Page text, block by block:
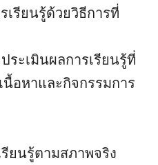
เรียนรู้ด้วยวิธีการที่
ระเมินผลการเรียนรู้ที่
นื้อหาและกิจกรรมการ
ยนรู้ตามสภาพจริง